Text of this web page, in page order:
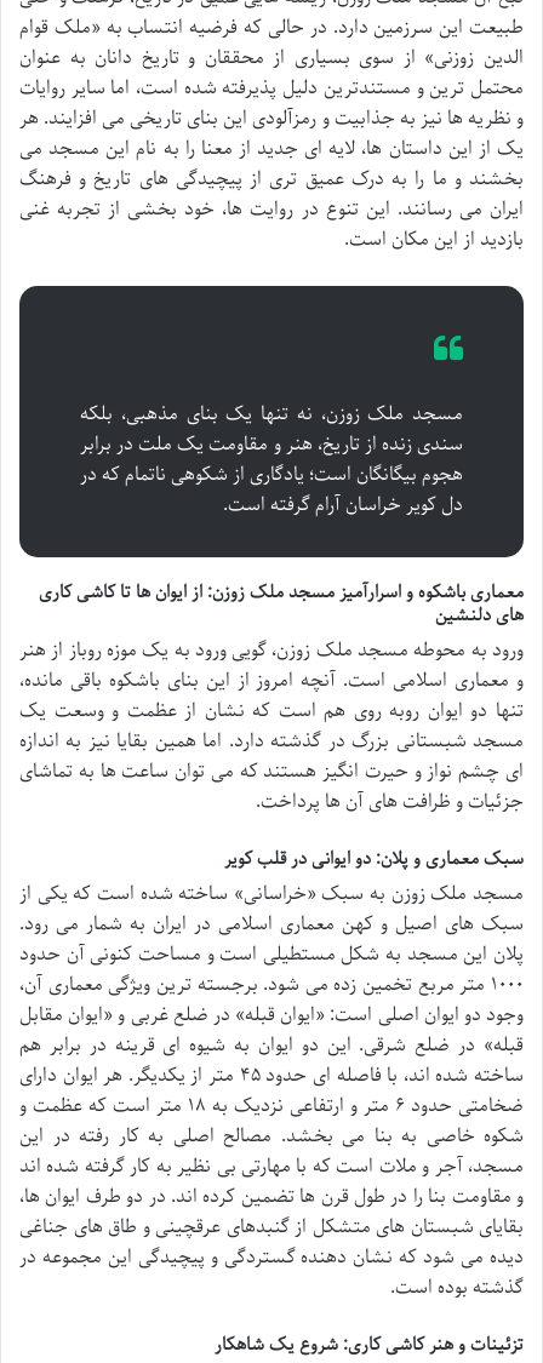
طبیعت این سرزمین دارد. در حالی که فرضیه انتساب به «ملک قوام
الدین زوزنی» از سوی بسیاری از محققان و تاریخ دانان به عنوان
محتمل ترین و مستندترین دلیل پذیرفته شده است، اما سایر روایات
و نظریه ها نیز به جذابیت و رمزآلودی این بنای تاریخی می افزایند. هر
یک از این داستان ها، لایه ای جدید از معنا را به نام این مسجد می
بخشند و ما را به درک عمیق تری از پیچیدگی های تاریخ و فرهنگ
ایران می رسانند. این تنوع در روایت ها، خود بخشی از تجربه غنی
بازدید از این مکان است.
مسجد ملک زوزن، نه تنها یک بنای مذهبی، بلکه
سندی زنده از تاریخ، هنر و مقاومت یک ملت در برابر
هجوم بیگانگان است؛ یادگاری از شکوهی ناتمام که در
دل کویر خراسان آرام گرفته است.
معماری باشکوه و اسرارآمیز مسجد ملک زوزن: از ایوان ها تا کاشی کاری
های دلنشین
ورود به محوطه مسجد ملک زوزن، گویی ورود به یک موزه روباز از هنر
و معماری اسلامی است. آنچه امروز از این بنای باشکوه باقی مانده،
تنها دو ایوان روبه روی هم است که نشان از عظمت و وسعت یک
مسجد شبستانی بزرگ در گذشته دارد. اما همین بقایا نیز به اندازه
ای چشم نواز و حیرت انگیز هستند که می توان ساعت ها به تماشای
جزئیات و ظرافت های آن ها پرداخت.
سبک معماری و پلان: دو ایوانی در قلب کویر
مسجد ملک زوزن به سبک «خراسانی» ساخته شده است که یکی از
سبک های اصیل و کهن معماری اسلامی در ایران به شمار می رود.
پلان این مسجد به شکل مستطیلی است و مساحت کنونی آن حدود
۱۰۰۰ متر مربع تخمین زده می شود. برجسته ترین ویژگی معماری آن،
وجود دو ایوان اصلی است: «ایوان قبله» در ضلع غربی و «ایوان مقابل
قبله» در ضلع شرقی. این دو ایوان به شیوه ای قرینه در برابر هم
ساخته شده اند، با فاصله ای حدود ۴۵ متر از یکدیگر. هر ایوان دارای
ضخامتی حدود ۶ متر و ارتفاعی نزدیک به ۱۸ متر است که عظمت و
شکوه خاصی به بنا می بخشد. مصالح اصلی به کار رفته در این
مسجد، آجر و ملات است که با مهارتی بی نظیر به کار گرفته شده اند
و مقاومت بنا را در طول قرن ها تضمین کرده اند. در دو طرف ایوان ها،
بقایای شبستان های متشکل از گنبدهای عرقچینی و طاق های جناغی
دیده می شود که نشان دهنده گستردگی و پیچیدگی این مجموعه در
گذشته بوده است.
تزئینات و هنر کاشی کاری: شروع یک شاهکار